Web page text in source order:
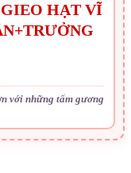
HẠT VĨ
với những tấm gương